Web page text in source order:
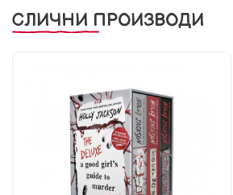
СЛИЧНИ ПРОИЗВОДИ